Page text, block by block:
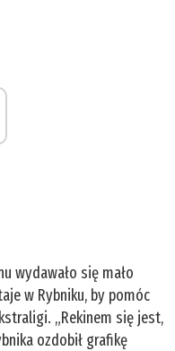
wydawało się mało
w Rybniku, by pomóc
„Rekinem się jest,
ozdobił grafikę